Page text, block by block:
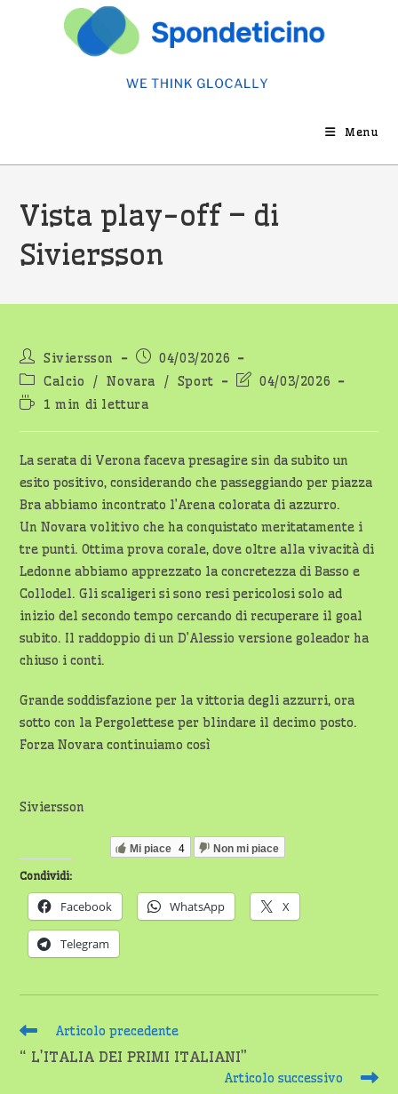
Menu
Vista play-off – di
Siviersson
Autore
dell'articolo:
Siviersson
Articolo
pubblicato:
04/03/2026
Categoria
dell'articolo:
Calcio / Novara / Sport
Ultima04/03/2026
Tempo
lettura:
1 min di lettura
La serata di Verona faceva presagire sin da subito un
esito positivo, considerando che passeggiando per piazza
Bra abbiamo incontrato l’Arena colorata di azzurro.
Un Novara volitivo che ha conquistato meritatamente i
tre punti. Ottima prova corale, dove oltre alla vivacità di
Ledonne abbiamo apprezzato la concretezza di Basso e
Collodel. Gli scaligeri si sono resi pericolosi solo ad
inizio del secondo tempo cercando di recuperare il goal
subito. Il raddoppio di un D’Alessio versione goleador ha
chiuso i conti.
Grande soddisfazione per la vittoria degli azzurri, ora
sotto con la Pergolettese per blindare il decimo posto.
Forza Novara continuiamo così
Siviersson
Mi piace 4 Non mi piace
Condividi:
Facebook WhatsApp X
Telegram
Leggi
altri
articoli
Articolo precedente
“ L’ITALIA DEI PRIMI ITALIANI”
Articolo successivo